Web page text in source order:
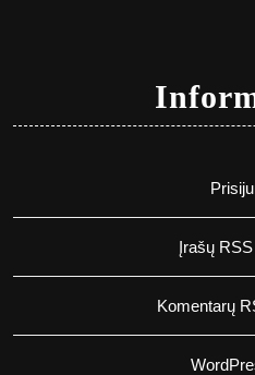
Įrašų
Komentarų